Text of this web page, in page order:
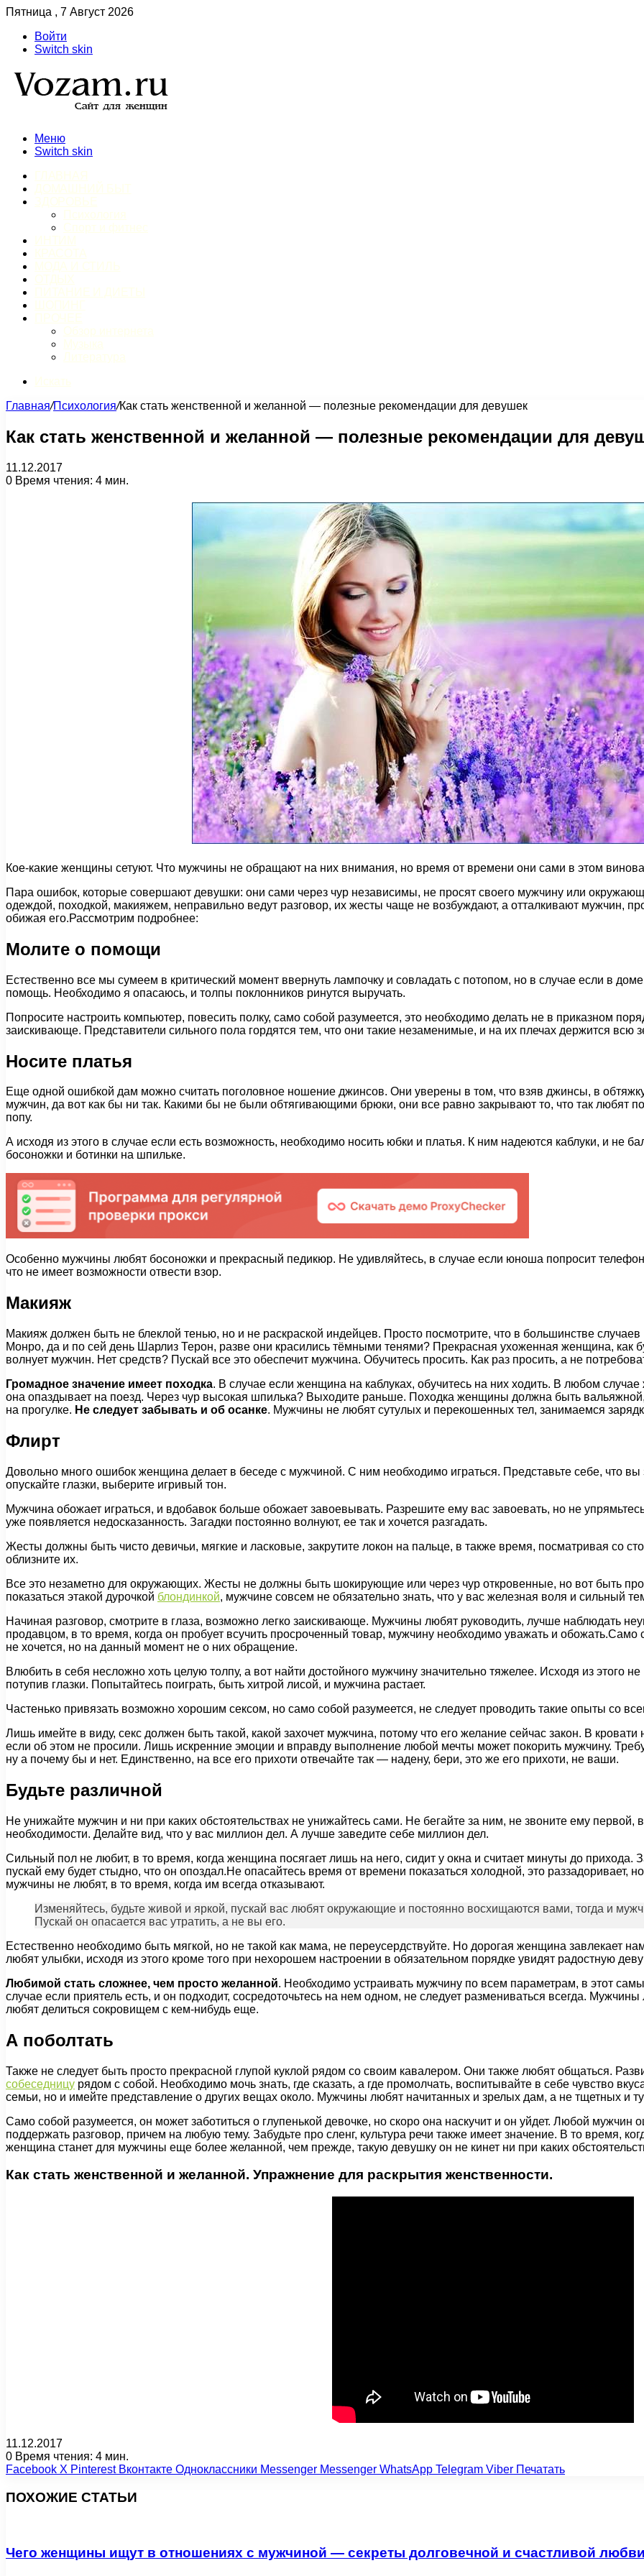
Пятница , 7 Август 2026
Войти
Switch skin
Меню
Switch skin
Главная/Психология/Как стать женственной и желанной — полезные рекомендации для девушек
Как стать женственной и желанной — полезные рекомендации для
11.12.2017
0 Время чтения: 4 мин.
Кое-какие женщины сетуют. Что мужчины не обращают на них внимания, но время от времени они сами в этом
Пара ошибок, которые совершают девушки: они сами через чур независимы, не просят своего мужчину или
одеждой, походкой, макияжем, неправильно ведут разговор, их жесты чаще не возбуждают, а отталкивают мужчин,
обижая его.Рассмотрим подробнее:
Молите о помощи
Естественно все мы сумеем в критический момент ввернуть лампочку и совладать с потопом, но в случае если в
помощь. Необходимо я опасаюсь, и толпы поклонников ринутся выручать.
Попросите настроить компьютер, повесить полку, само собой разумеется, это необходимо делать не в приказном
заискивающе. Представители сильного пола гордятся тем, что они такие незаменимые, и на их плечах держится всю
Носите платья
Еще одной ошибкой дам можно считать поголовное ношение джинсов. Они уверены в том, что взяв джинсы, в обтяжку
мужчин, да вот как бы ни так. Какими бы не были обтягивающими брюки, они все равно закрывают то, что так любят
попу.
А исходя из этого в случае если есть возможность, необходимо носить юбки и платья. К ним надеются каблуки, и не
босоножки и ботинки на шпильке.
Особенно мужчины любят босоножки и прекрасный педикюр. Не удивляйтесь, в случае если юноша попросит
что не имеет возможности отвести взор.
Макияж
Макияж должен быть не блеклой тенью, но и не раскраской индейцев. Просто посмотрите, что в большинстве
Монро, да и по сей день Шарлиз Терон, разве они красились тёмными тенями? Прекрасная ухоженная женщина, как
волнует мужчин. Нет средств? Пускай все это обеспечит мужчина. Обучитесь просить. Как раз просить, а не
Громадное значение имеет походка. В случае если женщина на каблуках, обучитесь на них ходить. В любом
она опаздывает на поезд. Через чур высокая шпилька? Выходите раньше. Походка женщины должна быть
на прогулке. Не следует забывать и об осанке. Мужчины не любят сутулых и перекошенных тел, занимаемся
Флирт
Довольно много ошибок женщина делает в беседе с мужчиной. С ним необходимо играться. Представьте себе, что вы
опускайте глазки, выберите игривый тон.
Мужчина обожает играться, и вдобавок больше обожает завоевывать. Разрешите ему вас завоевать, но не
уже появляется недосказанность. Загадки постоянно волнуют, ее так и хочется разгадать.
Жесты должны быть чисто девичьи, мягкие и ласковые, закрутите локон на пальце, в также время, посматривая со
облизните их.
Все это незаметно для окружающих. Жесты не должны быть шокирующие или через чур откровенные, но вот быть
показаться этакой дурочкой блондинкой, мужчине совсем не обязательно знать, что у вас железная воля и сильный
Начиная разговор, смотрите в глаза, возможно легко заискивающе. Мужчины любят руководить, лучше наблюдать
продавцом, в то время, когда он пробует всучить просроченный товар, мужчину необходимо уважать и обожать.Само
не хочется, но на данный момент не о них обращение.
Влюбить в себя несложно хоть целую толпу, а вот найти достойного мужчину значительно тяжелее. Исходя из этого
потупив глазки. Попытайтесь поиграть, быть хитрой лисой, и мужчина растает.
Частенько привязать возможно хорошим сексом, но само собой разумеется, не следует проводить такие опыты со
Лишь имейте в виду, секс должен быть такой, какой захочет мужчина, потому что его желание сейчас закон. В кровати
если об этом не просили. Лишь искренние эмоции и вправду выполнение любой мечты может покорить мужчину.
ну а почему бы и нет. Единственно, на все его прихоти отвечайте так — надену, бери, это же его прихоти, не ваши.
Будьте различной
Не унижайте мужчин и ни при каких обстоятельствах не унижайтесь сами. Не бегайте за ним, не звоните ему первой,
необходимости. Делайте вид, что у вас миллион дел. А лучше заведите себе миллион дел.
Сильный пол не любит, в то время, когда женщина посягает лишь на него, сидит у окна и считает минуты до
пускай ему будет стыдно, что он опоздал.Не опасайтесь время от времени показаться холодной, это раззадоривает,
мужчины не любят, в то время, когда им всегда отказывают.
Изменяйтесь, будьте живой и яркой, пускай вас любят окружающие и постоянно восхищаются вами, тогда и
Пускай он опасается вас утратить, а не вы его.
Естественно необходимо быть мягкой, но не такой как мама, не переусердствуйте. Но дорогая женщина завлекает
любят улыбки, исходя из этого кроме того при нехорошем настроении в обязательном порядке увидят радостную
Любимой стать сложнее, чем просто желанной. Необходимо устраивать мужчину по всем параметрам, в этот
случае если приятель есть, и он подходит, сосредоточьтесь на нем одном, не следует размениваться всегда.
любят делиться сокровищем с кем-нибудь еще.
А поболтать
Также не следует быть просто прекрасной глупой куклой рядом со своим кавалером. Они также любят общаться.
собеседницу рядом с собой. Необходимо мочь знать, где сказать, а где промолчать, воспитывайте в себе чувство
семьи, но и имейте представление о других вещах около. Мужчины любят начитанных и зрелых дам, а не тщетных и
Само собой разумеется, он может заботиться о глупенькой девочке, но скоро она наскучит и он уйдет. Любой мужчин
поддержать разговор, причем на любую тему. Забудьте про сленг, культура речи также имеет значение. В то время,
женщина станет для мужчины еще более желанной, чем прежде, такую девушку он не кинет ни при каких
Как стать женственной и желанной. Упражнение для раскрытия женственности.
11.12.2017
0 Время чтения: 4 мин.
Facebook X Pinterest Вконтакте Одноклассники Messenger Messenger WhatsApp Telegram Viber Печатать
ПОХОЖИЕ СТАТЬИ
Чего женщины ищут в отношениях с мужчиной — секреты долговечной и счастливой